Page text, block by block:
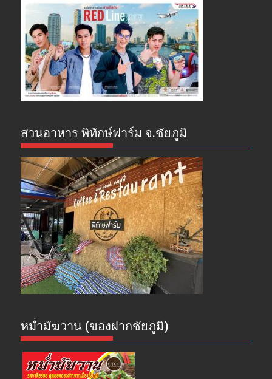
สวนอาหาร พิทักษ์ฟาร์ม จ.ชัยภูมิ
หม่ำมัฆวาน (ของฝากชัยภูมิ)